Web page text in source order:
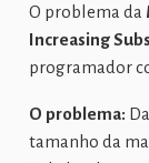
O problema da
Increasing
programador
O problema:
tamanho da